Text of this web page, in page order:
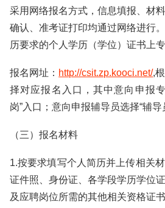
采用网络报名方式，信息填报、材
确认、准考证打印均通过网络进行
历要求的个人学历（学位）证书上
报名网址： http://csit.zp.kooci.net/,
择对应报名入口，其中意向申报
岗”入口；意向申报辅导员选择“辅导
（三）报名材料
1.按要求填写个人简历并上传相关
证件照、身份证、各学段学历学位
及应聘岗位所需的其他相关资格证